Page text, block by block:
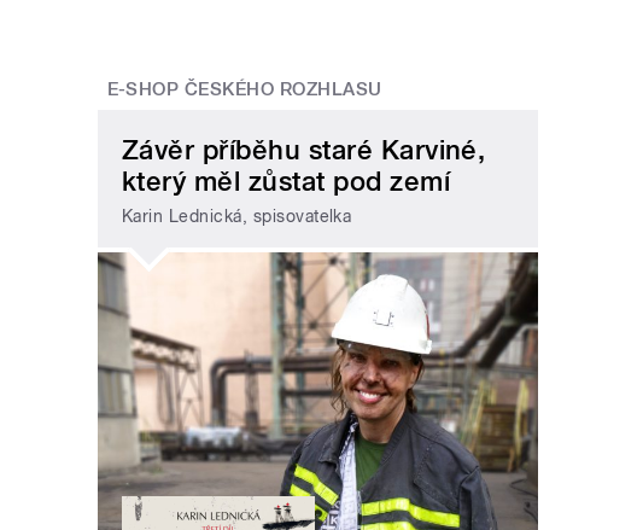
E-SHOP ČESKÉHO ROZHLASU
Závěr příběhu staré Karviné,
který měl zůstat pod zemí
Karin Lednická, spisovatelka